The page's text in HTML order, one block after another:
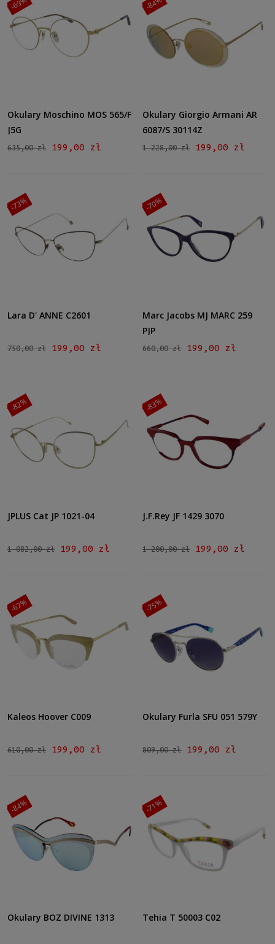
Okulary Moschino MOS 565/F
J5G
635,00 zł 199,00 zł
Okulary Giorgio Armani AR
6087/S 30114Z
1 228,00 zł 199,00 zł
Lara D' ANNE C2601
750,00 zł 199,00 zł
-73%
Marc Jacobs MJ MARC 259
PJP
660,00 zł 199,00 zł
-70%
JPLUS Cat JP 1021-04
1 082,00 zł 199,00 zł
-82%
J.F.Rey JF 1429 3070
1 200,00 zł 199,00 zł
-83%
Kaleos Hoover C009
610,00 zł 199,00 zł
-67%
Okulary Furla SFU 051 579Y
809,00 zł 199,00 zł
-75%
Okulary BOZ DIVINE 1313
-84%
Tehia T 50003 C02
-71%